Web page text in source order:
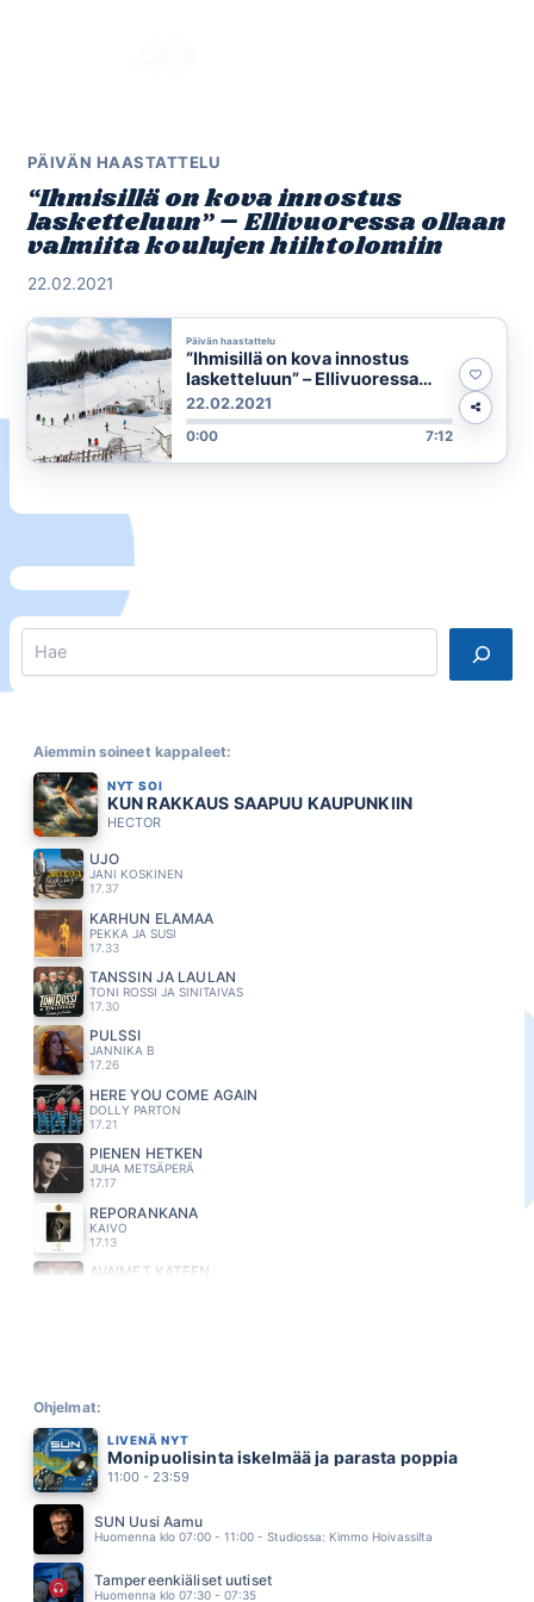
PÄIVÄN HAASTATTELU
“Ihmisillä on kova innostus
lasketteluun” – Ellivuoressa ollaan
valmiita koulujen hiihtolomiin
22.02.2021
Päivän haastattelu
“Ihmisillä on kova innostus
lasketteluun” – Ellivuoressa
ollaan valmiita koulujen
hiihtolomiin
22.02.2021
0:00 7:12
Search
Aiemmin soineet kappaleet:
NYT SOI
KUN RAKKAUS SAAPUU KAUPUNKIIN
HECTOR
UJO
JANI KOSKINEN
17.37
KARHUN ELÄMÄÄ
PEKKA JA SUSI
17.33
TANSSIN JA LAULAN
TONI ROSSI JA SINITAIVAS
17.30
PULSSI
JANNIKA B
17.26
HERE YOU COME AGAIN
DOLLY PARTON
17.21
PIENEN HETKEN
JUHA METSÄPERÄ
17.17
REPORANKANA
KAIVO
17.13
AVAIMET KÄTEEN
KYLIE MINOQUE & YEARS&YEARS
REVITTY TAIVAS
MIKKO KUUSTONEN
16.57
NELJÄNSUORA
16.52
VAN MORRISON
16.49
Ohjelmat:
LIVENÄ NYT
Monipuolisinta iskelmää ja parasta poppia
11:00 - 23:59
SUN Uusi Aamu
Huomenna klo 07:00 - 11:00 - Studiossa: Kimmo Hoivassilta
Tampereenkiäliset uutiset
Huomenna klo 07:30 - 07:35